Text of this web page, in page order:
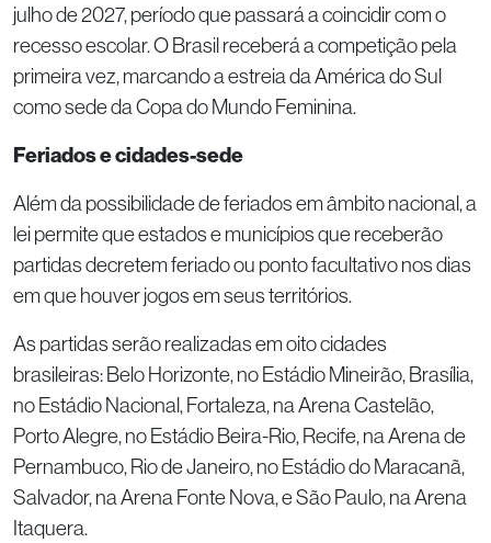
julho de 2027, período que passará a coincidir com o
recesso escolar. O Brasil receberá a competição pela
primeira vez, marcando a estreia da América do Sul
como sede da Copa do Mundo Feminina.
Feriados e cidades-sede
Além da possibilidade de feriados em âmbito nacional, a
lei permite que estados e municípios que receberão
partidas decretem feriado ou ponto facultativo nos dias
em que houver jogos em seus territórios.
As partidas serão realizadas em oito cidades
brasileiras: Belo Horizonte, no Estádio Mineirão, Brasília,
no Estádio Nacional, Fortaleza, na Arena Castelão,
Porto Alegre, no Estádio Beira-Rio, Recife, na Arena de
Pernambuco, Rio de Janeiro, no Estádio do Maracanã,
Salvador, na Arena Fonte Nova, e São Paulo, na Arena
Itaquera.